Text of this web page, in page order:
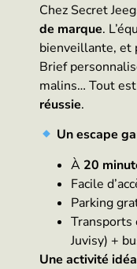
Chez Secret
de marque.
bienveillante, et
Brief
malins… Tout
réussie.
Un escape
À 20
Facile
Parking
Transports
Juvisy) +
Une activité